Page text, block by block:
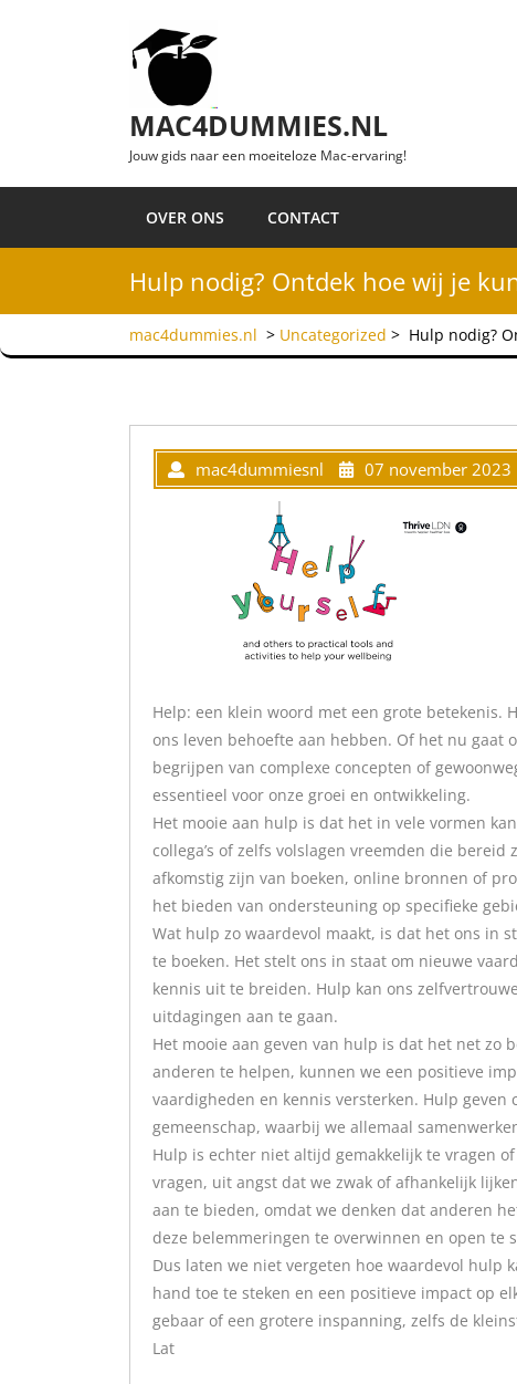
MAC4DUMMIES.NL
Jouw gids naar een moeiteloze Mac-ervaring!
OVER ONS CONTACT
Hulp nodig? Ontdek hoe wij je
mac4dummies.nl > Uncategorized > Hulp nodig?
mac4dummiesnl 07 november 2023
Help: een klein woord met een grote betekenis.
ons leven behoefte aan hebben. Of het nu gaat
begrijpen van complexe concepten of
essentieel voor onze groei en ontwikkeling.
Het mooie aan hulp is dat het in vele vormen
collega’s of zelfs volslagen vreemden die
afkomstig zijn van boeken, online bronnen of
het bieden van ondersteuning op specifieke
Wat hulp zo waardevol maakt, is dat het ons in
te boeken. Het stelt ons in staat om nieuwe
kennis uit te breiden. Hulp kan ons
uitdagingen aan te gaan.
Het mooie aan geven van hulp is dat het net zo
anderen te helpen, kunnen we een positieve
vaardigheden en kennis versterken. Hulp
gemeenschap, waarbij we allemaal
Hulp is echter niet altijd gemakkelijk te vragen
vragen, uit angst dat we zwak of afhankelijk
aan te bieden, omdat we denken dat anderen
deze belemmeringen te overwinnen en open te
Dus laten we niet vergeten hoe waardevol hulp
hand toe te steken en een positieve impact op
gebaar of een grotere inspanning, zelfs de
Lat